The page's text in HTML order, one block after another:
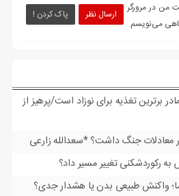
ارسال نظر پاک کردن !
من در مرورگر
می‌نویسم.
برترین تغذیه برای نوزاد است/پرهیز از
رکوردشکنی تغییر مسیر داد؟
واکنش طبیعی بدن یا هشدار جدی؟